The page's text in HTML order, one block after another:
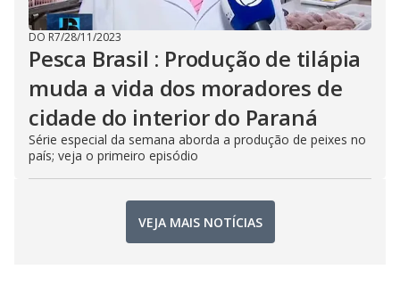
DO R7/28/11/2023
Pesca Brasil : Produção de tilápia
muda a vida dos moradores de
cidade do interior do Paraná
Série especial da semana aborda a produção de peixes no
país; veja o primeiro episódio
VEJA MAIS NOTÍCIAS